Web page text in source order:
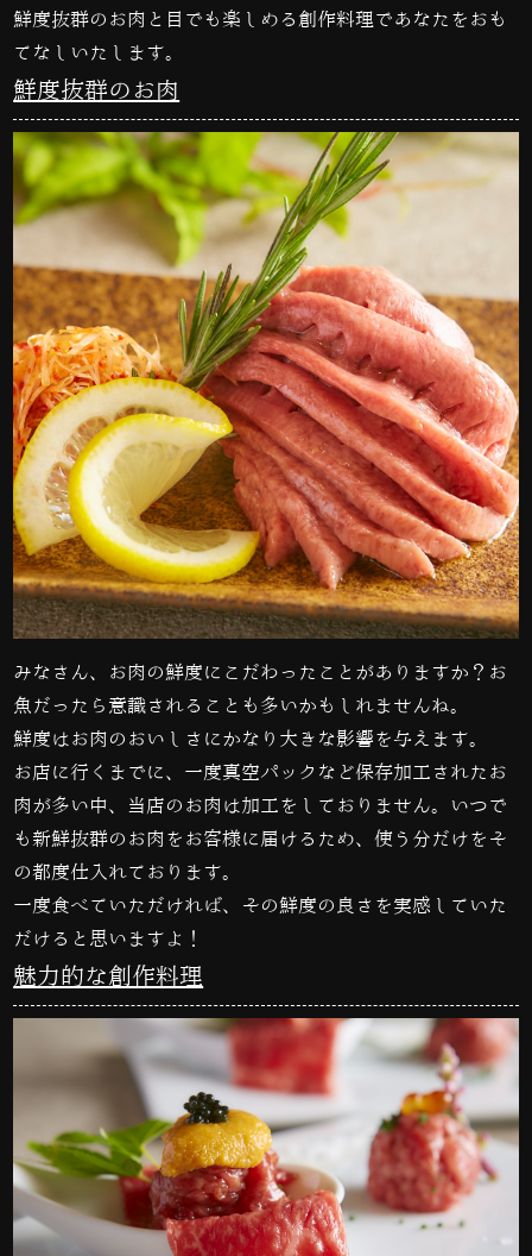
鮮度抜群のお肉と目でも楽しめる創作料理であなたをおも
てなしいたします。
鮮度抜群のお肉
みなさん、お肉の鮮度にこだわったことがありますか？お
魚だったら意識されることも多いかもしれませんね。
鮮度はお肉のおいしさにかなり大きな影響を与えます。
お店に行くまでに、一度真空パックなど保存加工されたお
肉が多い中、当店のお肉は加工をしておりません。いつで
も新鮮抜群のお肉をお客様に届けるため、使う分だけをそ
の都度仕入れております。
一度食べていただければ、その鮮度の良さを実感していた
だけると思いますよ！
魅力的な創作料理